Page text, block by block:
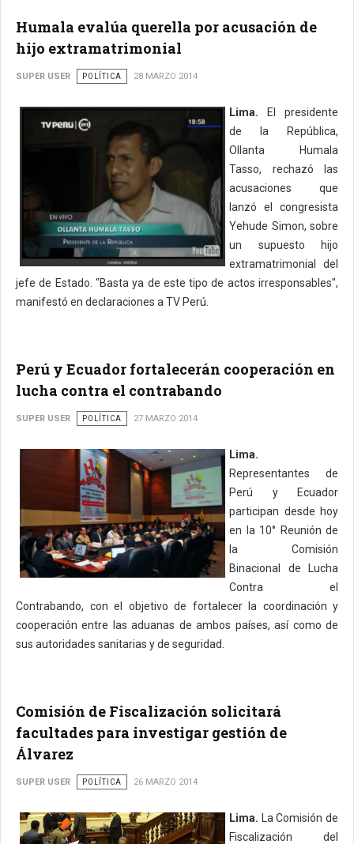
Humala evalúa querella por acusación de
hijo extramatrimonial
SUPER USER POLÍTICA 28 MARZO 2014
Lima. El presidente
de la República,
Ollanta Humala
Tasso, rechazó las
acusaciones que
lanzó el congresista
Yehude Simon, sobre
un supuesto hijo
extramatrimonial del
jefe de Estado. "Basta ya de este tipo de actos irresponsables",
manifestó en declaraciones a TV Perú.
Perú y Ecuador fortalecerán cooperación en
lucha contra el contrabando
SUPER USER POLÍTICA 27 MARZO 2014
Lima.
Representantes de
Perú y Ecuador
participan desde hoy
en la 10° Reunión de
la Comisión
Binacional de Lucha
Contra el
Contrabando, con el objetivo de fortalecer la coordinación y
cooperación entre las aduanas de ambos países, así como de
sus autoridades sanitarias y de seguridad.
Comisión de Fiscalización solicitará
facultades para investigar gestión de
Álvarez
SUPER USER POLÍTICA 26 MARZO 2014
Lima. La Comisión de
Fiscalización del